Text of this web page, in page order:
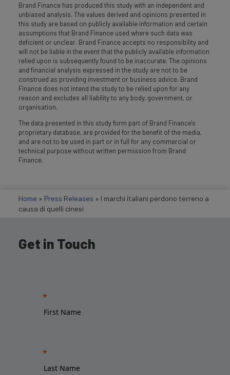
Brand Finance has produced this study with an independent and
unbiased analysis. The values derived and opinions presented in
this study are based on publicly available information and certain
assumptions that Brand Finance used where such data was
deficient or unclear. Brand Finance accepts no responsibility and
will not be liable in the event that the publicly available information
relied upon is subsequently found to be inaccurate. The opinions
and financial analysis expressed in the study are not to be
construed as providing investment or business advice. Brand
Finance does not intend the study to be relied upon for any
reason and excludes all liability to any body, government, or
organisation.
The data presented in this study form part of Brand Finance's
proprietary database, are provided for the benefit of the media,
and are not to be used in part or in full for any commercial or
technical purpose without written permission from Brand
Finance.
Home » Press Releases » I marchi italiani perdono terreno a
causa di quelli cinesi
Get in Touch